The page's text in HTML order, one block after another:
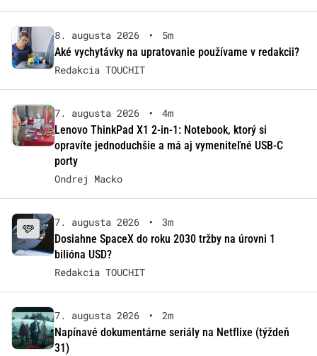
8. augusta 2026 •
5m
Aké vychytávky na upratovanie používame v redakcii?
Redakcia TOUCHIT
7. augusta 2026 •
4m
Lenovo ThinkPad X1 2-in-1: Notebook, ktorý si
opravíte jednoduchšie a má aj vymeniteľné USB-C
porty
Ondrej Macko
7. augusta 2026 •
3m
Dosiahne SpaceX do roku 2030 tržby na úrovni 1
bilióna USD?
Redakcia TOUCHIT
7. augusta 2026 •
2m
Napínavé dokumentárne seriály na Netflixe (týždeň
31)